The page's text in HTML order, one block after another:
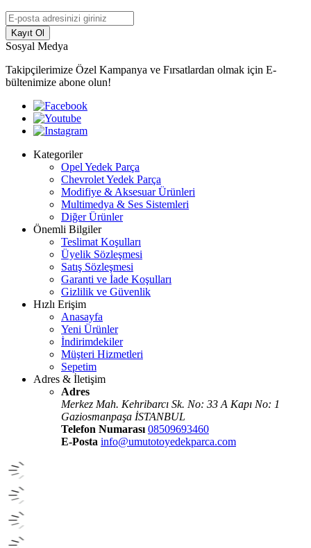
Kayıt Ol
Sosyal Medya
Takipçilerimize Özel Kampanya ve Fırsatlardan olmak için E-
bültenimize abone olun!
Kategoriler
Opel Yedek Parça
Chevrolet Yedek Parça
Modifiye & Aksesuar Ürünleri
Multimedya & Ses Sistemleri
Diğer Ürünler
Önemli Bilgiler
Teslimat Koşulları
Üyelik Sözleşmesi
Satış Sözleşmesi
Garanti ve İade Koşulları
Gizlilik ve Güvenlik
Hızlı Erişim
Anasayfa
Yeni Ürünler
İndirimdekiler
Müşteri Hizmetleri
Sepetim
Adres & İletişim
Adres
Merkez Mah. Kehribarcı Sk. No: 33 A Kapı No: 1
Gaziosmanpaşa İSTANBUL
Telefon Numarası 08509693460
E-Posta info@umutotoyedekparca.com